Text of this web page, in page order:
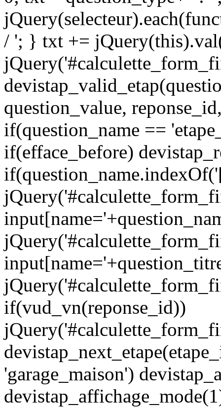
/ '; } txt +=
question_value,
if(question_name ==
if(efface_before)
if(vud_vn(reponse_id))
'garage_maison')